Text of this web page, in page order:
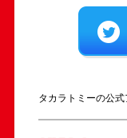
タカラトミーの公